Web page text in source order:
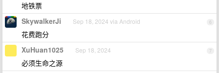
地铁票
6
SkywalkerJi Sep 18, 2024 via Android
花费跑分
7
XuHuan1025 Sep 18, 2024
必须生命之源